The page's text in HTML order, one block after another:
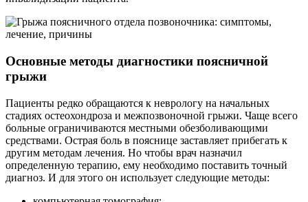
Основные методы диагностики поясничной
грыжи
Пациенты редко обращаются к неврологу на начальных
стадиях остеохондроза и межпозвоночной грыжи. Чаще всего
больные ограничиваются местными обезболивающими
средствами. Острая боль в пояснице заставляет прибегать к
другим методам лечения. Но чтобы врач назначил
определенную терапию, ему необходимо поставить точный
диагноз. И для этого он использует следующие методы: